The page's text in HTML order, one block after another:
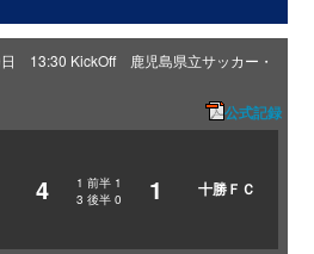
13:30 KickOff 鹿児島県立サッカー・
公式記録
4 1 前半 1
3 後半 0 1 十勝ＦＣ